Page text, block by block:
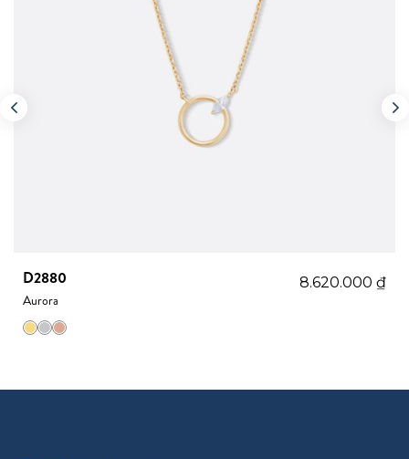
D2880
Aurora
8.620.000 ₫